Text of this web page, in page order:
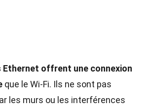
Ethernet offrent une connexion
que le Wi-Fi. Ils ne sont pas
les murs ou les interférences